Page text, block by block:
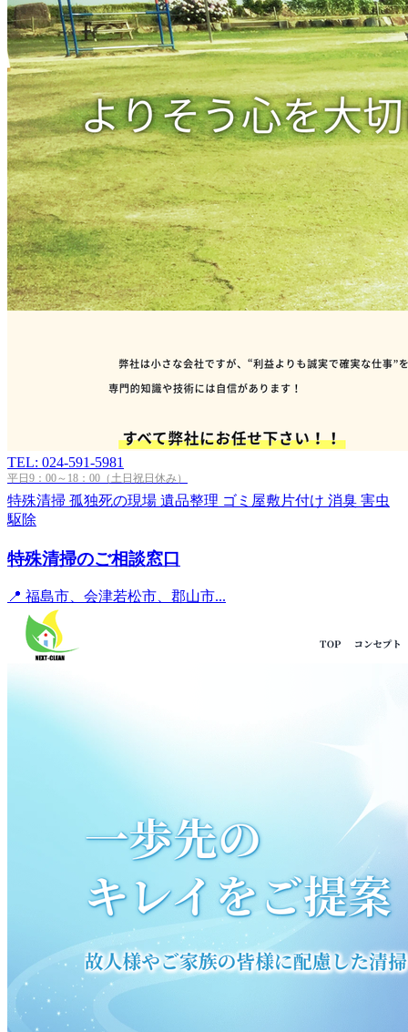
TEL: 024-591-5981
平日9：00～18：00（土日祝日休み）
特殊清掃 孤独死の現場 遺品整理 ゴミ屋敷片付け 消臭 害虫
駆除
特殊清掃のご相談窓口
📍 福島市、会津若松市、郡山市...